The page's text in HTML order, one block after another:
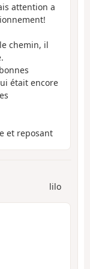
attention a
chemin, il
était encore
et reposant
lilo